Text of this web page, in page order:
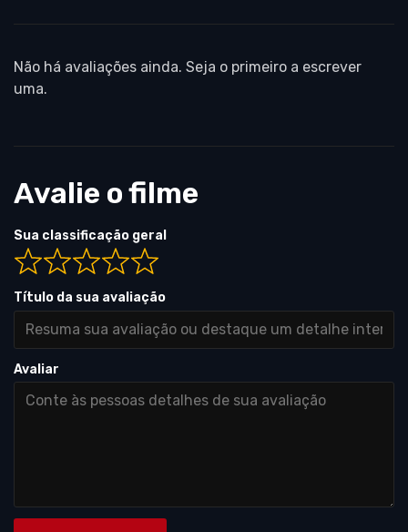
Não há avaliações ainda. Seja o primeiro a escrever
uma.
Avalie o filme
Sua classificação geral
Título da sua avaliação
Avaliar